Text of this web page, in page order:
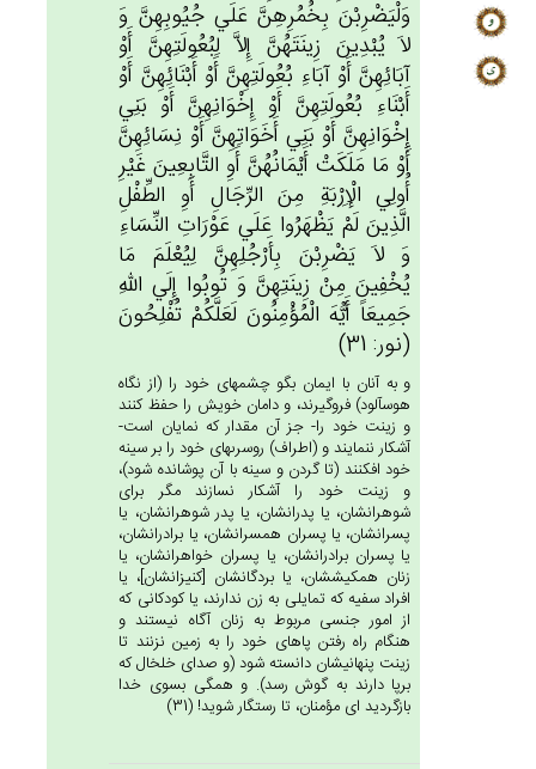
وَلْيَضْرِبْن‌َ بِخُمُرِهِن‌َّ عَلَي‌ جُيُوبِهِن‌َّ وَ
لاَ يُبْدِين‌َ زِينَتَهُن‌َّ إِلاَّ لِبُعُولَتِهِن‌َّ أَوْ
آبَائِهِن‌َّ أَوْ آبَاءِ بُعُولَتِهِن‌َّ أَوْ أَبْنَائِهِن‌َّ أَوْ
أَبْنَاءِ بُعُولَتِهِن‌َّ أَوْ إِخْوَانِهِن‌َّ أَوْ بَنِي‌
إِخْوَانِهِن‌َّ أَوْ بَنِي‌ أَخَوَاتِهِن‌َّ أَوْ نِسَائِهِن‌َّ
أَوْ مَا مَلَكَت‌ْ أَيْمَانُهُن‌َّ أَوِ التَّابِعِين‌َ غَيْرِ
أُولِي‌ الْإِرْبَة‌ِ مِن‌َ الرِّجَال‌ِ أَوِ الطِّفْل‌ِ
الَّذِين‌َ لَم‌ْ يَظْهَرُوا عَلَي‌ عَوْرَات‌ِ النِّسَاءِ
وَ لاَ يَضْرِبْن‌َ بِأَرْجُلِهِن‌َّ لِيُعْلَم‌َ مَا
يُخْفِين‌َ مِنْ‌ زِينَتِهِن‌َّ وَ تُوبُوا إِلَي‌ الله‌ِ
جَمِيعَاً أَيُّهَ الْمُؤْمِنُون‌َ لَعَلَّكُم‌ْ تُفْلِحُون‌َ
(نور: 31)
و به آنان با ايمان بگو چشمهاى خود را (از نگاه
هوس‏آلود) فروگيرند، و دامان خويش را حفظ كنند
و زينت خود را- جز آن مقدار كه نمايان است-
آشكار ننمايند و (اطراف) روسرى‏هاى خود را بر سينه
خود افكنند (تا گردن و سينه با آن پوشانده شود)،
و زينت خود را آشكار نسازند مگر براى
شوهرانشان، يا پدرانشان، يا پدر شوهرانشان، يا
پسرانشان، يا پسران همسرانشان، يا برادرانشان،
يا پسران برادرانشان، يا پسران خواهرانشان، يا
زنان هم‏كيششان، يا بردگانشان [كنيزانشان‏]، يا
افراد سفيه كه تمايلى به زن ندارند، يا كودكانى كه
از امور جنسى مربوط به زنان آگاه نيستند و
هنگام راه رفتن پاهاى خود را به زمين نزنند تا
زينت پنهانيشان دانسته شود (و صداى خلخال كه
برپا دارند به گوش رسد). و همگى بسوى خدا
بازگرديد اى مؤمنان، تا رستگار شويد! (31)